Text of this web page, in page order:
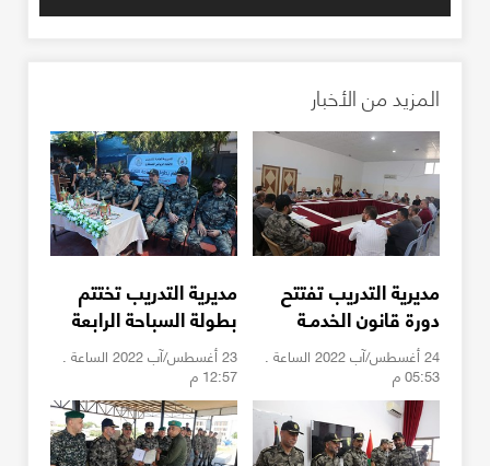
المزيد من الأخبار
مديرية التدريب تفتتح
دورة قانون الخدمـة
لمنتسبي الداخليـة24 أغسطس/آب 2022 الساعة .
05:53 م
مديرية التدريب تختتم
بطولة السباحة الرابعة
لأجهزة الداخليـة 23 أغسطس/آب 2022 الساعة .
12:57 م